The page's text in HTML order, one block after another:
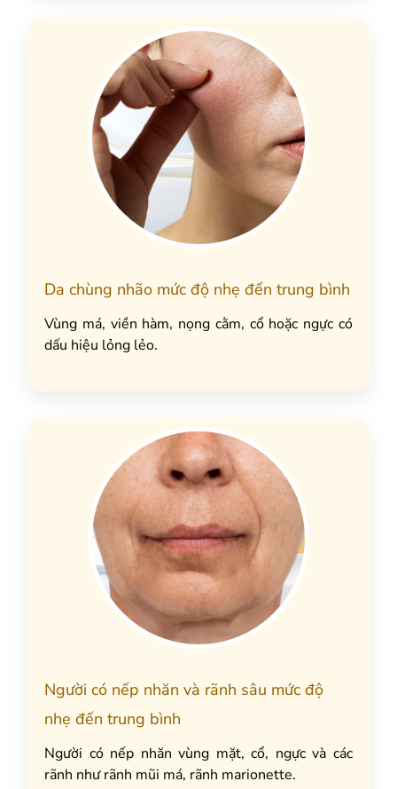
Da chùng nhão mức độ nhẹ đến trung bình
Vùng má, viền hàm, nọng cằm, cổ hoặc ngực có
dấu hiệu lỏng lẻo.
Người có nếp nhăn và rãnh sâu mức độ
nhẹ đến trung bình
Người có nếp nhăn vùng mặt, cổ, ngực và các
rãnh như rãnh mũi má, rãnh marionette.